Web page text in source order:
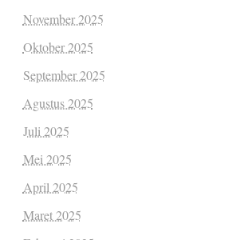
November 2025
Oktober 2025
September 2025
Agustus 2025
Juli 2025
Mei 2025
April 2025
Maret 2025